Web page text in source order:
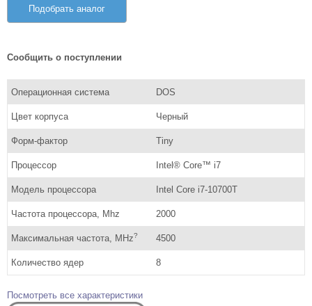
Подобрать аналог
Сообщить о поступлении
Операционная система DOS
Цвет корпуса Черный
Форм-фактор Tiny
Процессор Intel® Core™ i7
Модель процессора Intel Core i7-10700T
Частота процессора, Mhz 2000
Максимальная частота, MHz? 4500
Количество ядер 8
Посмотреть все характеристики